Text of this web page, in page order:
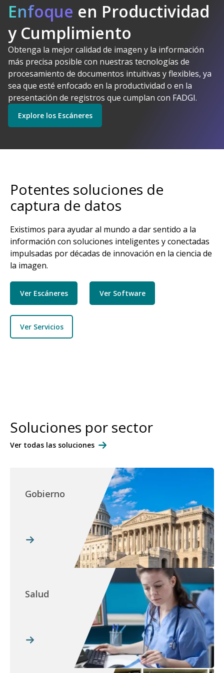
Enfoque en Productividad
y Cumplimiento
Obtenga la mejor calidad de imagen y la información
más precisa posible con nuestras tecnologías de
procesamiento de documentos intuitivas y flexibles, ya
sea que esté enfocado en la productividad o en la
presentación de registros que cumplan con FADGI.
Explore los Escáneres
Empiece
Kodak Alaris tiene
sentido
Explore Software Explore los Escáneres
Explore los Servicios
Potentes soluciones de
captura de datos
Existimos para ayudar al mundo a dar sentido a la
información con soluciones inteligentes y conectadas
impulsadas por décadas de innovación en la ciencia de
la imagen.
Ver Escáneres Ver Software
Ver Servicios
Soluciones por sector
Ver todas las soluciones
Gobierno
Salud